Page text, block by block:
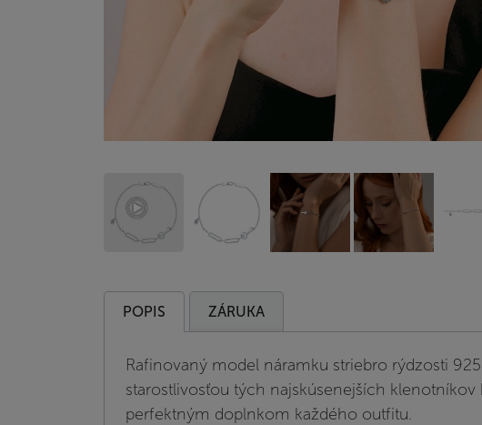
POPIS ZÁRUKA
Rafinovaný model náramku striebro rýdzosti
starostlivosťou tých najskúsenejších klenotníkov
perfektným doplnkom každého outfitu.